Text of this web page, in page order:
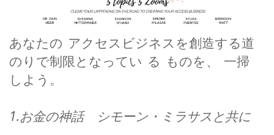
フ
ァ
シ
テ
タ
ー
あなたの アクセスビジネスを創造する道
のりで制限となってい る ものを、
一掃
しよう。
1.お金の神話 シモーン・ミラサスと共に